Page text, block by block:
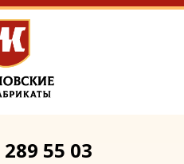
289 55 03